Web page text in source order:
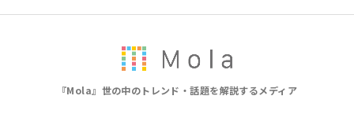
『Mola』世の中のトレンド・話題を解説するメディア